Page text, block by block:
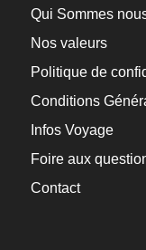
Qui Sommes
Nos valeurs
Politique de
Conditions
Infos Voyage
Foire aux
Contact